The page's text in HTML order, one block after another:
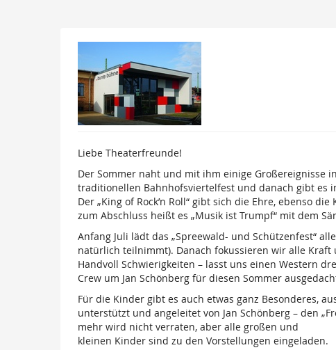
KultuRegio
e.
V.
Liebe Theaterfreunde!
Der Sommer naht und mit ihm einige Großereignisse
traditionellen Bahnhofsviertelfest und danach gibt es
Der „King of Rock’n Roll“ gibt sich die Ehre, ebenso
zum Abschluss heißt es „Musik ist Trumpf“ mit dem
Anfang Juli lädt das „Spreewald- und Schützenfest“
natürlich teilnimmt). Danach fokussieren wir alle
Handvoll Schwierigkeiten – lasst uns einen Western
Crew um Jan Schönberg für diesen Sommer
Für die Kinder gibt es auch etwas ganz Besonderes,
unterstützt und angeleitet von Jan Schönberg – den
mehr wird nicht verraten, aber alle großen und
kleinen Kinder sind zu den Vorstellungen eingeladen.